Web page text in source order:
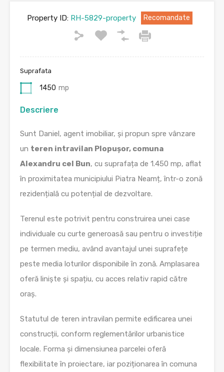
Property ID:RH-5829-property Recomandate
Suprafata
1450 mp
Descriere
Sunt Daniel, agent imobiliar, și propun spre vânzare
un teren intravilan Plopușor, comuna
Alexandru cel Bun, cu suprafața de 1.450 mp, aflat
în proximitatea municipiului Piatra Neamț, într-o zonă
rezidențială cu potențial de dezvoltare.
Terenul este potrivit pentru construirea unei case
individuale cu curte generoasă sau pentru o investiție
pe termen mediu, având avantajul unei suprafețe
peste media loturilor disponibile în zonă. Amplasarea
oferă liniște și spațiu, cu acces relativ rapid către
oraș.
Statutul de teren intravilan permite edificarea unei
construcții, conform reglementărilor urbanistice
locale. Forma și dimensiunea parcelei oferă
flexibilitate în proiectare, iar poziționarea în comuna